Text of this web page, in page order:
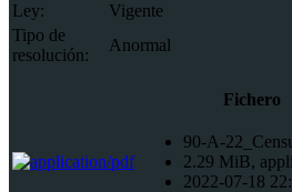
Ley:
Vigente
Tipo de
resolución:
Anormal
Fichero
90-A-
2.29 MiB,
2022-07-18